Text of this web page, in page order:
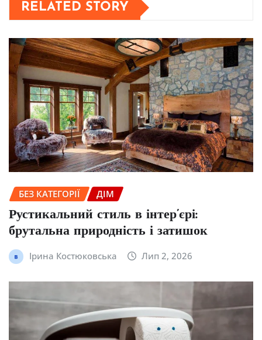
RELATED STORY
БЕЗ КАТЕГОРІЇ ДІМ
Рустикальний стиль в інтер’єрі:
брутальна природність і затишок
Ірина Костюковська Лип 2, 2026